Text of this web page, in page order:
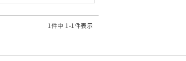
1 件中 1 -1 件表示